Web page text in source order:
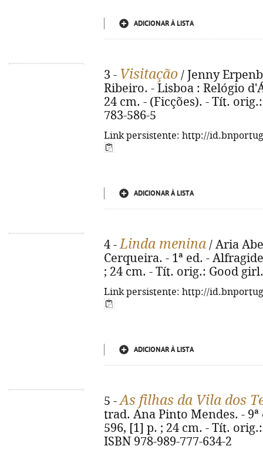
ADICIONAR À LISTA
3 - Visitação / Jenny
Ribeiro. - Lisboa : Relógio
24 cm. - (Ficções). - Tít.
783-586-5
Link persistente: http://
ADICIONAR À LISTA
4 -Linda menina / Aria
Cerqueira. - 1ª ed. -
; 24 cm. - Tít. orig.: Good
Link persistente: http://
ADICIONAR À LISTA
5 -As filhas da Vila dos
trad. Ana Pinto Mendes. - 9ª
596, [1] p. ; 24 cm. - Tít.
ISBN 978-989-777-634-2